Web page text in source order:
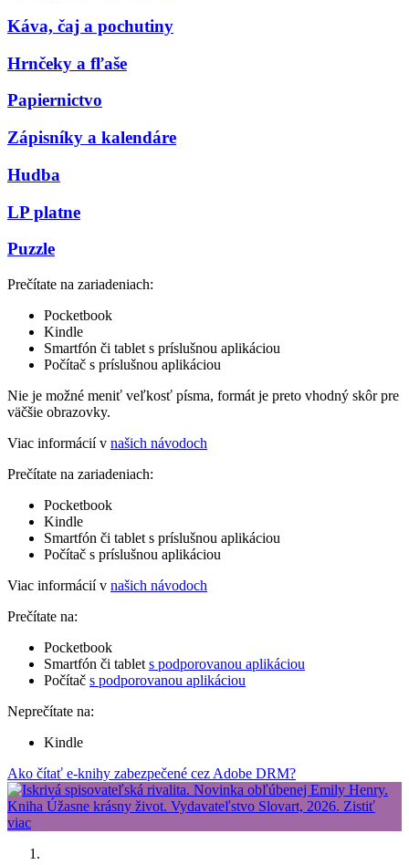
Káva, čaj a pochutiny
Hrnčeky a fľaše
Papiernictvo
Zápisníky a kalendáre
Hudba
LP platne
Puzzle
Prečítate na zariadeniach:
Pocketbook
Kindle
Smartfón či tablet s príslušnou aplikáciou
Počítač s príslušnou aplikáciou
Nie je možné meniť veľkosť písma, formát je preto vhodný skôr pre
väčšie obrazovky.
Viac informácií v našich návodoch
Prečítate na zariadeniach:
Pocketbook
Kindle
Smartfón či tablet s príslušnou aplikáciou
Počítač s príslušnou aplikáciou
Viac informácií v našich návodoch
Prečítate na:
Pocketbook
Smartfón či tablet s podporovanou aplikáciou
Počítač s podporovanou aplikáciou
Neprečítate na:
Kindle
Ako čítať e-knihy zabezpečené cez Adobe DRM?